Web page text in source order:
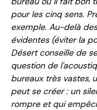
pour les cinq sens.
exemple. Au-delà
évidentes (éviter la
Désert conseille de
question de
bureaux très vastes,
peut se créer : un
rompre et qui